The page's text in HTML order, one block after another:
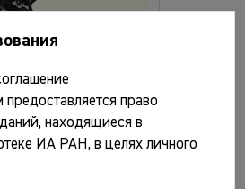
и славяне на Белом
Наука, 1973. 216 с.
предоставляется право
находящиеся в
ИА РАН, в целях личного